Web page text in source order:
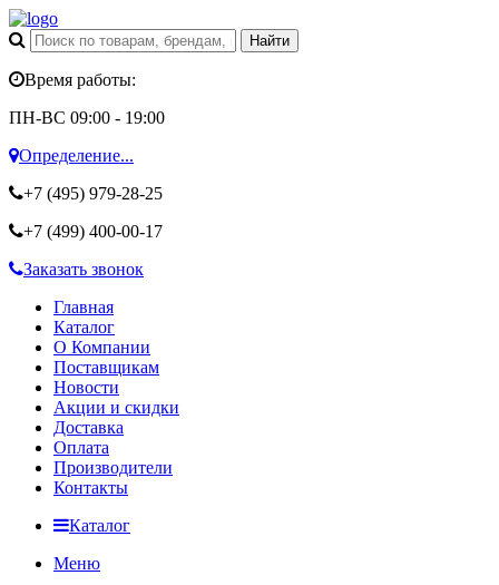
Время работы:
ПН-ВС 09:00 - 19:00
Определение...
+7 (495) 979-28-25
+7 (499) 400-00-17
Заказать звонок
Главная
Каталог
О Компании
Поставщикам
Новости
Акции и скидки
Доставка
Оплата
Производители
Контакты
Каталог
Меню